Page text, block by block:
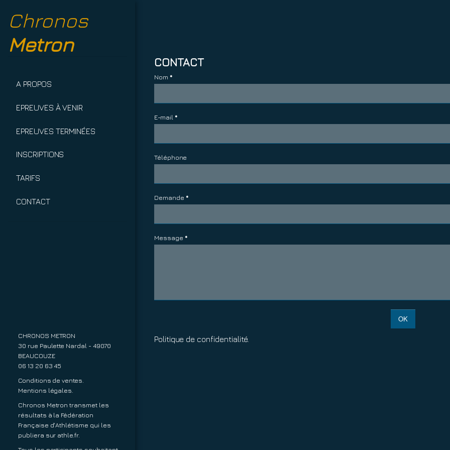
CONTACT
Nom *
E-mail *
Téléphone
Demande *
Message *
OK
Politique de confidentialité.
Chronos
Metron
A PROPOS
EPREUVES À VENIR
EPREUVES TERMINÉES
INSCRIPTIONS
TARIFS
CONTACT
CHRONOS METRON
30 rue Paulette Nardal - 49070
BEAUCOUZE
06 13 20 63 45
Conditions de ventes.
Mentions légales.
Chronos Metron transmet les
résultats à la Fédération
Française d'Athlétisme qui les
publiera sur athle.fr.